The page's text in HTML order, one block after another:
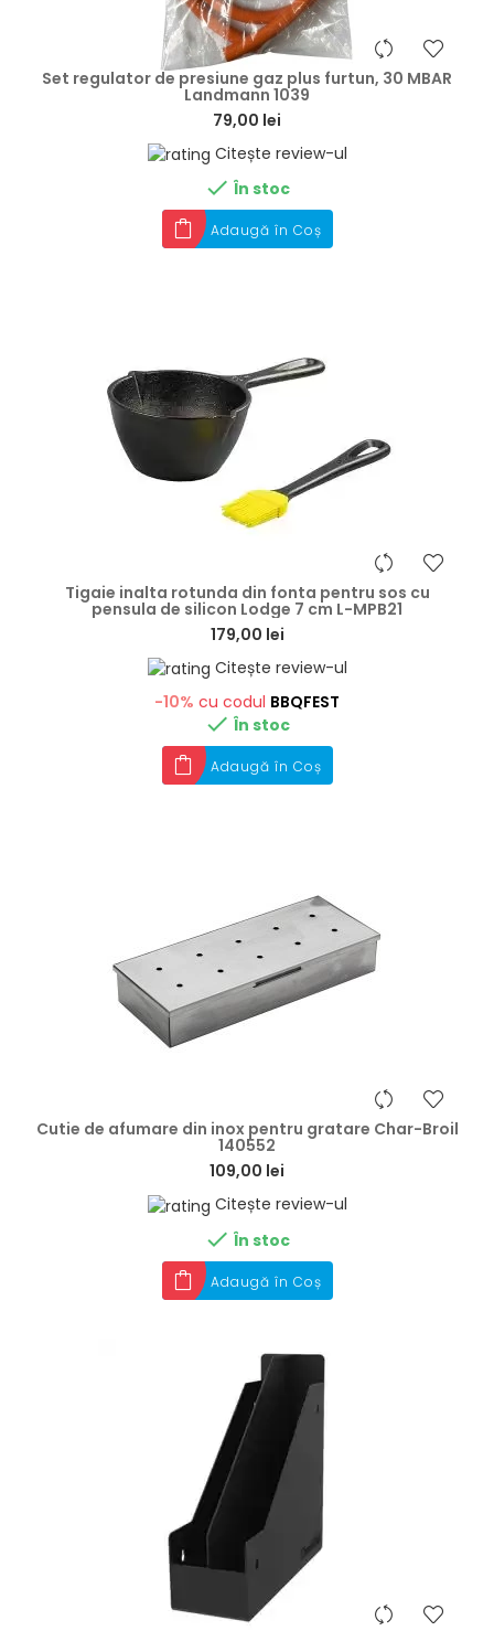
Set regulator de presiune gaz plus furtun, 30 MBAR
Landmann 1039
79,00 lei
Citește review-ul
 În stoc
Adaugă în Coș
Tigaie inalta rotunda din fonta pentru sos cu
pensula de silicon Lodge 7 cm L-MPB21
179,00 lei
Citește review-ul
-10% cu codul BBQFEST
 În stoc
Adaugă în Coș
Cutie de afumare din inox pentru gratare Char-Broil
140552
109,00 lei
Citește review-ul
 În stoc
Adaugă în Coș